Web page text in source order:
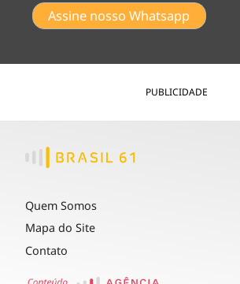
Assine nosso Whatsapp
PUBLICIDADE
Quem Somos
Mapa do Site
Contato